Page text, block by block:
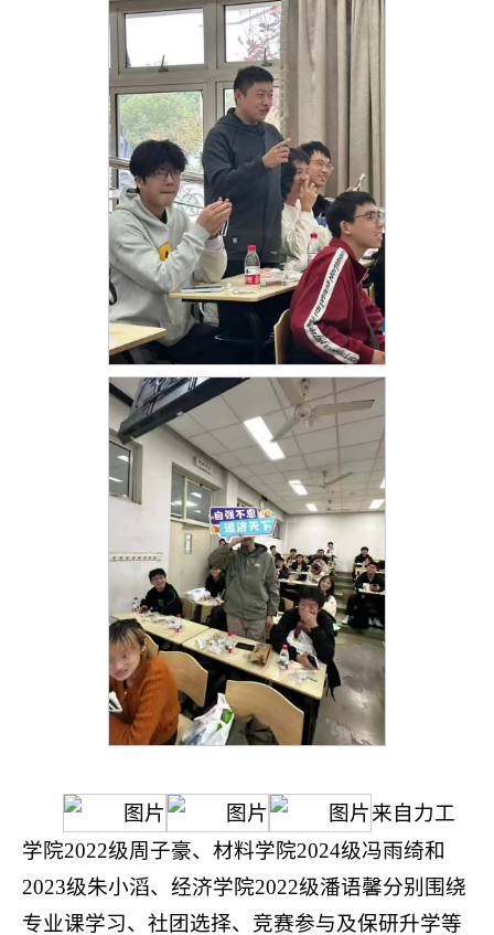
来自力工
学院2022级周子豪、材料学院2024级冯雨绮和
2023级朱小滔、经济学院2022级潘语馨分别围绕
专业课学习、社团选择、竞赛参与及保研升学等